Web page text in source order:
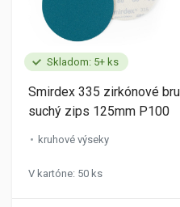
Skladom: 5+ ks
Smirdex 335 zirkónové
suchý zips 125mm P100
kruhové výseky
V kartóne: 50 ks